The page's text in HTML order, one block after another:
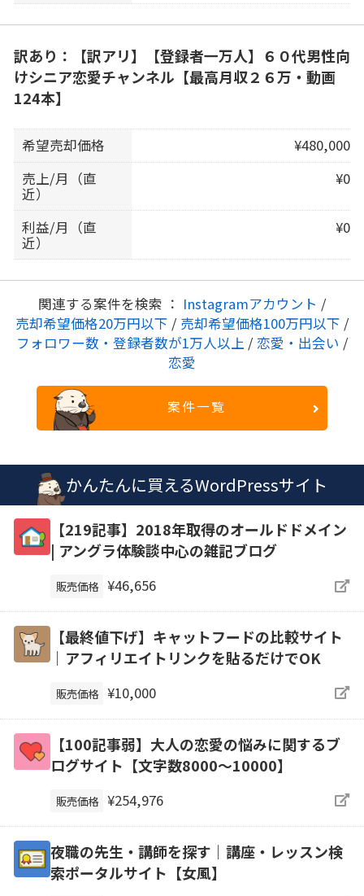
訳あり：【訳アリ】【登録者一万人】６０代男性向
けシニア恋愛チャンネル【最高月収２６万・動画
124本】
希望売却価格
¥480,000
売上/月（直
近）
¥0
利益/月（直
近）
¥0
関連する案件を検索 ： Instagramアカウント /
売却希望価格20万円以下 / 売却希望価格100万円以下 /
フォロワー数・登録者数が1万人以上 / 恋愛・出会い /
恋愛
案件一覧
かんたんに買えるWordPressサイト
【219記事】2018年取得のオールドドメイン
| アングラ体験談中心の雑記ブログ
販売価格 ¥46,656
【最終値下げ】キャットフードの比較サイト
｜アフィリエイトリンクを貼るだけでOK
販売価格 ¥10,000
【100記事弱】大人の恋愛の悩みに関するブ
ログサイト【文字数8000〜10000】
販売価格 ¥254,976
夜職の先生・講師を探す｜講座・レッスン検
索ポータルサイト【女風】